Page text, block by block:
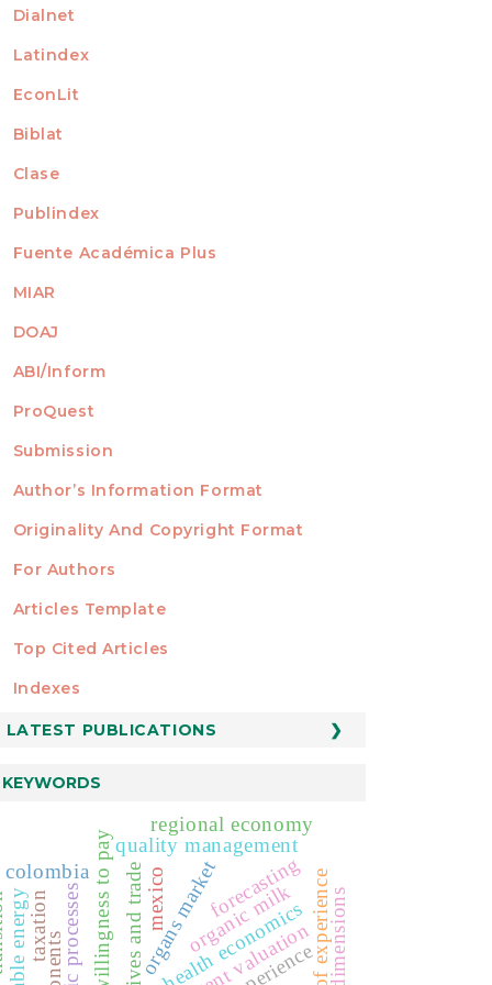
Dialnet
Latindex
EconLit
Biblat
Clase
Publindex
Fuente Académica Plus
MIAR
DOAJ
ABI/Inform
ProQuest
AUTHORS
Submission
Author’s Information Format
Originality And Copyright Format
For Authors
Articles Template
STATISTICS
Top Cited Articles
Indexes
LATEST PUBLICATIONS
KEYWORDS
organic milk
willingness to pay health economics
organs market
quality management
colombia
dimensions
regional economy
mexico
taxation
forecasting